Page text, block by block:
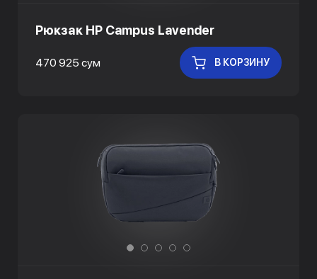
Рюкзак HP Campus Lavender
470 925 сум В КОРЗИНУ